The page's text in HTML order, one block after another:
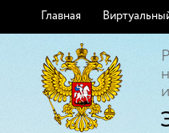
Главная